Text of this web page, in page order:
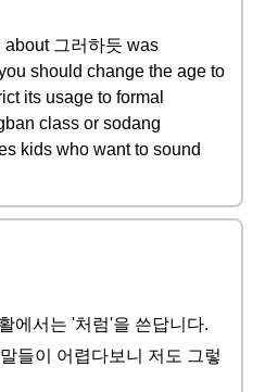
그러하듯 was
should change the age to
its usage to formal
class or sodang
kids who want to sound
에서는 '처럼'을 쓴답니다.
들이 어렵다보니 저도 그렇